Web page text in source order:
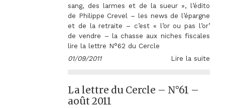
sang, des larmes et de la sueur », l’édito
de Philippe Crevel – les news de l’épargne
et de la retraite – c’est « l’or ou pas l’or’
de vendre – la chasse aux niches fiscales
lire la lettre N°62 du Cercle
01/09/2011
Lire la suite
La lettre du Cercle – N°61 –
août 2011